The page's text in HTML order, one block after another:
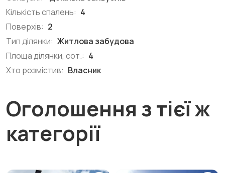
Кількість спалень: 4
Поверхів: 2
Тип ділянки: Житлова забудова
Площа ділянки, сот.: 4
Хто розмістив: Власник
Оголошення з тієї ж
категорії